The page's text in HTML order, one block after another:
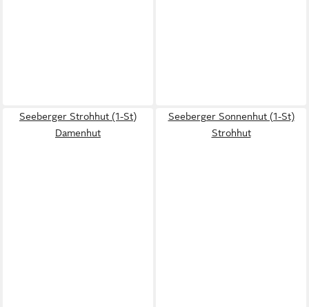
Seeberger Strohhut (1-St)
Damenhut
Seeberger Sonnenhut (1-St)
Strohhut